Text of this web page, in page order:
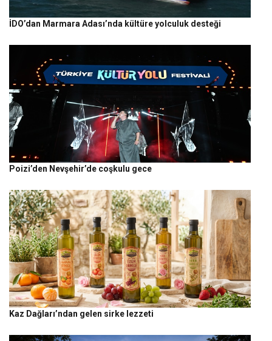
İDO’dan Marmara Adası’nda kültüre yolculuk desteği
Poizi’den Nevşehir’de coşkulu gece
Kaz Dağları’ndan gelen sirke lezzeti